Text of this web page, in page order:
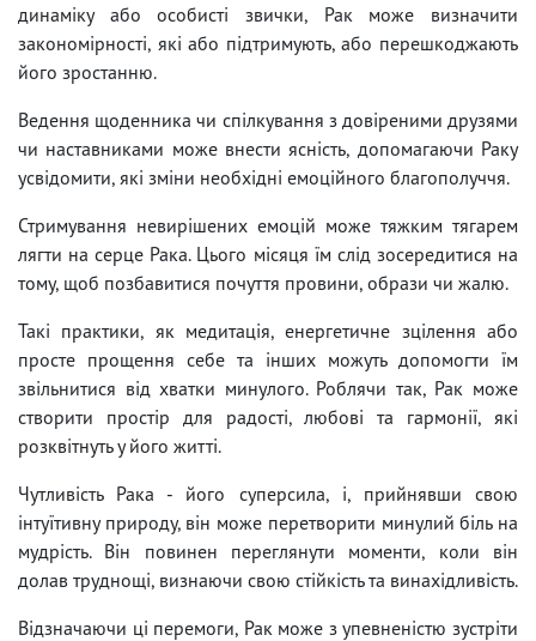
динаміку або особисті звички, Рак може визначити
закономірності, які або підтримують, або перешкоджають
його зростанню.
Ведення щоденника чи спілкування з довіреними друзями
чи наставниками може внести ясність, допомагаючи Раку
усвідомити, які зміни необхідні емоційного благополуччя.
Стримування невирішених емоцій може тяжким тягарем
лягти на серце Рака. Цього місяця їм слід зосередитися на
тому, щоб позбавитися почуття провини, образи чи жалю.
Такі практики, як медитація, енергетичне зцілення або
просте прощення себе та інших можуть допомогти їм
звільнитися від хватки минулого. Роблячи так, Рак може
створити простір для радості, любові та гармонії, які
розквітнуть у його житті.
Чутливість Рака - його суперсила, і, прийнявши свою
інтуїтивну природу, він може перетворити минулий біль на
мудрість. Він повинен переглянути моменти, коли він
долав труднощі, визнаючи свою стійкість та винахідливість.
Відзначаючи ці перемоги, Рак може з упевненістю зустріти